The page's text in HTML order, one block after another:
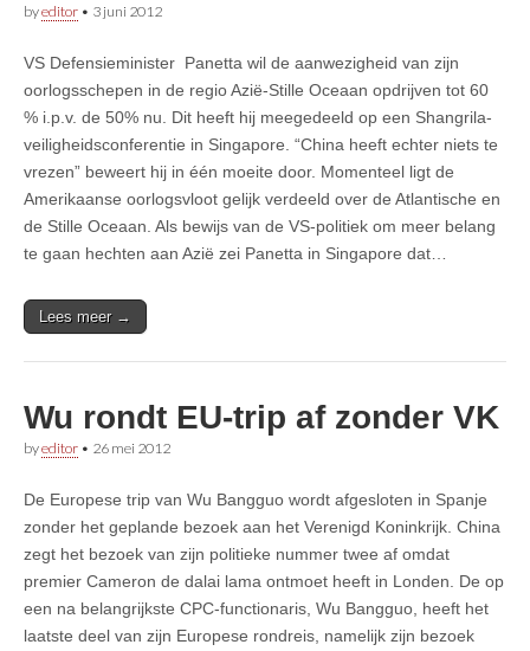
byeditor • 3 juni 2012
VS Defensieminister Panetta wil de aanwezigheid van zijn
oorlogsschepen in de regio Azië-Stille Oceaan opdrijven tot 60
% i.p.v. de 50% nu. Dit heeft hij meegedeeld op een Shangrila-
veiligheidsconferentie in Singapore. “China heeft echter niets te
vrezen” beweert hij in één moeite door. Momenteel ligt de
Amerikaanse oorlogsvloot gelijk verdeeld over de Atlantische en
de Stille Oceaan. Als bewijs van de VS-politiek om meer belang
te gaan hechten aan Azië zei Panetta in Singapore dat…
Lees meer →
Wu rondt EU-trip af zonder VK
byeditor • 26 mei 2012
De Europese trip van Wu Bangguo wordt afgesloten in Spanje
zonder het geplande bezoek aan het Verenigd Koninkrijk. China
zegt het bezoek van zijn politieke nummer twee af omdat
premier Cameron de dalai lama ontmoet heeft in Londen. De op
een na belangrijkste CPC-functionaris, Wu Bangguo, heeft het
laatste deel van zijn Europese rondreis, namelijk zijn bezoek